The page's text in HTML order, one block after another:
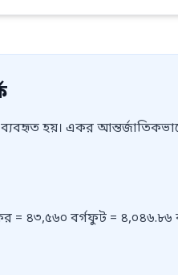
হয়। একর
৪৩,৫৬০ বর্গফুট = ৪,০৪৬.৮৬